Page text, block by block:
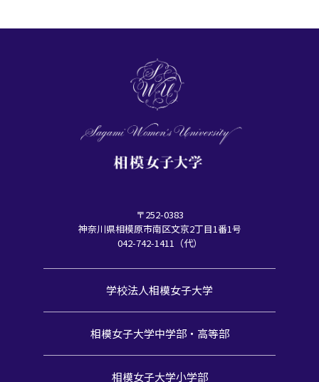
〒252-0383
神奈川県相模原市南区文京2丁目1番1号
042-742-1411（代）
学校法人相模女子大学
相模女子大学中学部・高等部
相模女子大学小学部